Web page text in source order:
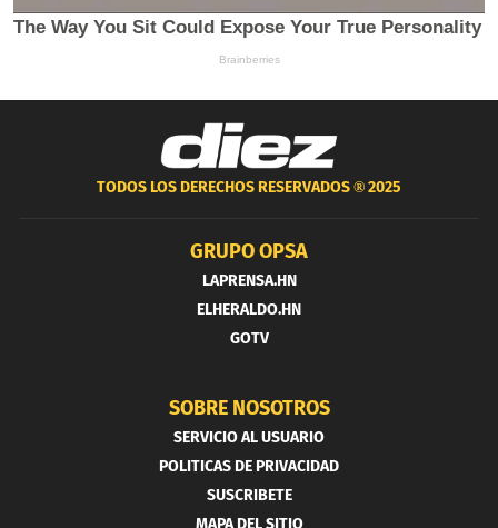
TODOS LOS DERECHOS RESERVADOS ®2025
GRUPO OPSA
LAPRENSA.HN
ELHERALDO.HN
GOTV
SOBRE NOSOTROS
SERVICIO AL USUARIO
POLITICAS DE PRIVACIDAD
SUSCRIBETE
MAPA DEL SITIO